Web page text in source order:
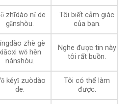
zhīdào nǐ de
gǎnshòu.
Tôi biết cảm giác
của bạn.
zhè gè
wǒ hěn
nánshòu.
Nghe được tin này
tôi rất buồn.
kěyǐ zuòdào
de.
Tôi có thể làm
được.